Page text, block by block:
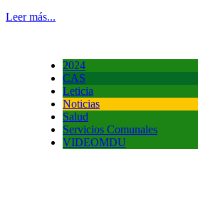
Leer más...
2024
CAS
Leticia
Noticias
Salud
Servicios Comunales
VIDEOMDU